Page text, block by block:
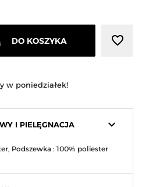
DO KOSZYKA favorite_border
w poniedziałek!
keyboard_arrow_down
I PIELĘGNACJA
Podszewka : 100% poliester